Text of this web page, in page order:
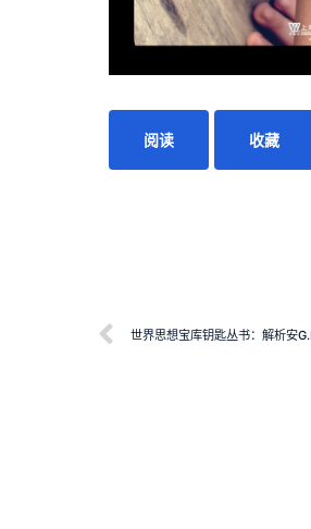
阅读 收藏
世界思想宝库钥匙丛书：解析安